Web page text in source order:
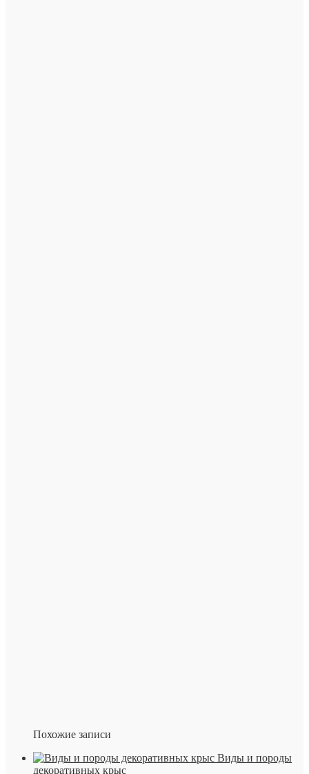
Похожие записи
Виды и породы
декоративных крыс